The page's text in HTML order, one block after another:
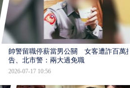
帥警留職停薪當男公關 女客遭詐百萬提
告、北市警：兩大過免職
2026-07-17 10:56